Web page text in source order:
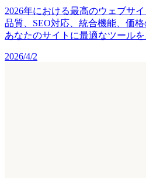
2026年における最高のウェブサ
品質、SEO対応、統合機能、価
あなたのサイトに最適なツールを
2026/4/2